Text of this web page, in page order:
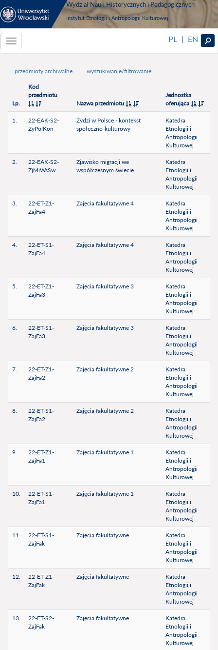
Wydział Nauk Historycznych i Pedagogicznych
Instytut Etnologii i Antropologii Kulturowej
Toggle
navigationToggle
PL | EN
przedmioty archiwalne wyszukiwanie/filtrowanie
Lp.
Kod
przedmiotu
Nazwa przedmiotu
Jednostka
oferująca
1.
22-EAK-S2-
ZyPolKon
Żydzi w Polsce - kontekst
społeczno-kulturowy
Katedra
Etnologii i
Antropologii
Kulturowej
2.
22-EAK-S2-
ZjMiWsSw
Zjawisko migracji we
współczesnym świecie
Katedra
Etnologii i
Antropologii
Kulturowej
3.
22-ET-Z1-
ZajFa4
Zajęcia fakultatywne 4
Katedra
Etnologii i
Antropologii
Kulturowej
4.
22-ET-S1-
ZajFa4
Zajęcia fakultatywne 4
Katedra
Etnologii i
Antropologii
Kulturowej
5.
22-ET-Z1-
ZajFa3
Zajęcia fakultatywne 3
Katedra
Etnologii i
Antropologii
Kulturowej
6.
22-ET-S1-
ZajFa3
Zajęcia fakultatywne 3
Katedra
Etnologii i
Antropologii
Kulturowej
7.
22-ET-Z1-
ZajFa2
Zajęcia fakultatywne 2
Katedra
Etnologii i
Antropologii
Kulturowej
8.
22-ET-S1-
ZajFa2
Zajęcia fakultatywne 2
Katedra
Etnologii i
Antropologii
Kulturowej
9.
22-ET-Z1-
ZajFa1
Zajęcia fakultatywne 1
Katedra
Etnologii i
Antropologii
Kulturowej
10.
22-ET-S1-
ZajFa1
Zajęcia fakultatywne 1
Katedra
Etnologii i
Antropologii
Kulturowej
11.
22-ET-S1-
ZajFak
Zajęcia fakultatywne
Katedra
Etnologii i
Antropologii
Kulturowej
12.
22-ET-Z1-
ZajFak
Zajęcia fakultatywne
Katedra
Etnologii i
Antropologii
Kulturowej
13.
22-ET-S2-
ZajFak
Zajęcia fakultatywne
Katedra
Etnologii i
Antropologii
Kulturowej